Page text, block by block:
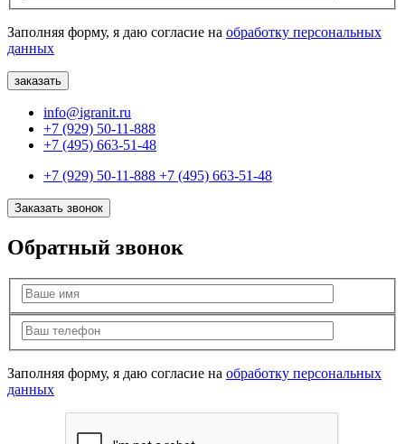
Заполняя форму, я даю согласие на обработку персональных
данных
info@igranit.ru
+7 (929) 50-11-888
+7 (495) 663-51-48
+7 (929) 50-11-888 +7 (495) 663-51-48
Заказать звонок
Обратный звонок
Заполняя форму, я даю согласие на обработку персональных
данных